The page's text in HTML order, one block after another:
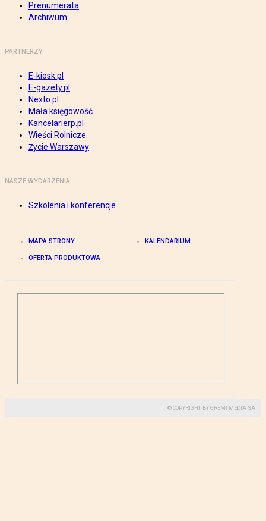
Prenumerata
Archiwum
PARTNERZY
E-kiosk.pl
E-gazety.pl
Nexto.pl
Mała księgowość
Kancelarierp.pl
Wieści Rolnicze
Życie Warszawy
NASZE WYDARZENIA
Szkolenia i konferencje
MAPA STRONY KALENDARIUM
OFERTA PRODUKTOWA
© COPYRIGHT BY GREMI MEDIA SA